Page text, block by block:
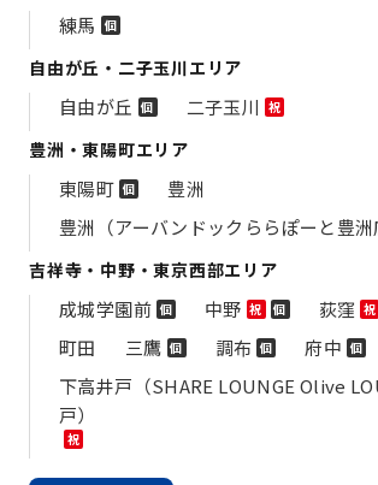
練馬 個
自由が丘・二子玉川エリア
自由が丘 個 二子玉川 祝
豊洲・東陽町エリア
東陽町 個
豊洲
豊洲（アーバンドックららぽーと豊洲
吉祥寺・中野・東京西部エリア
成城学園前 個 中野 祝 個 荻窪 祝
町田
三鷹 個 調布 個 府中 個
下高井戸（SHARE LOUNGE Olive
戸）
祝